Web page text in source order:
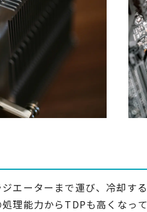
エーターまで運び、冷却する
理能力からTDPも高くなっ